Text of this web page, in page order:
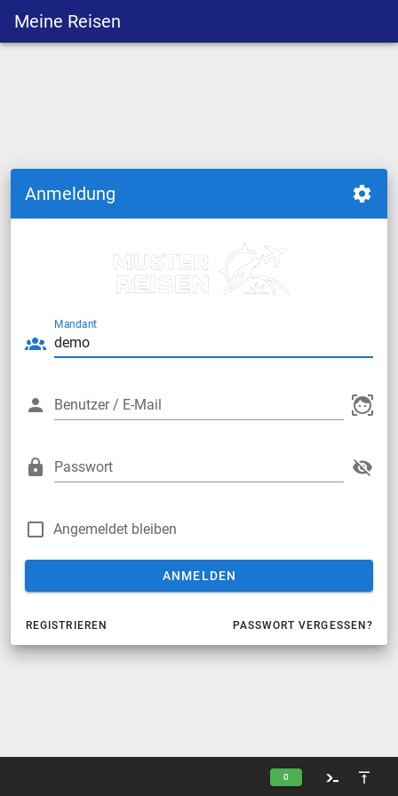
Meine Reisen
Anmeldung
Mandant
Benutzer / E-Mail
Passwort
Angemeldet bleiben
ANMELDEN
REGISTRIEREN PASSWORT VERGESSEN?
0